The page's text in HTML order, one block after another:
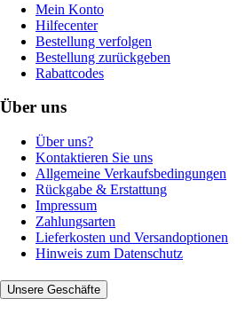
Mein Konto
Hilfecenter
Bestellung verfolgen
Bestellung zurückgeben
Rabattcodes
Über uns
Über uns?
Kontaktieren Sie uns
Allgemeine Verkaufsbedingungen
Rückgabe & Erstattung
Impressum
Zahlungsarten
Lieferkosten und Versandoptionen
Hinweis zum Datenschutz
Unsere Geschäfte